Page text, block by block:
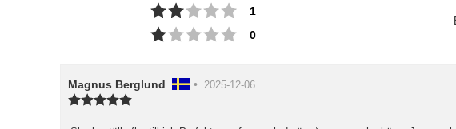
Betyg: 2 utav 5 stjärnor
1
Betyg: 1 utav 5 stjärnor
0
Recensionsförfattare:
Magnus Berglund • Recensionsdatum:
2025-12-06